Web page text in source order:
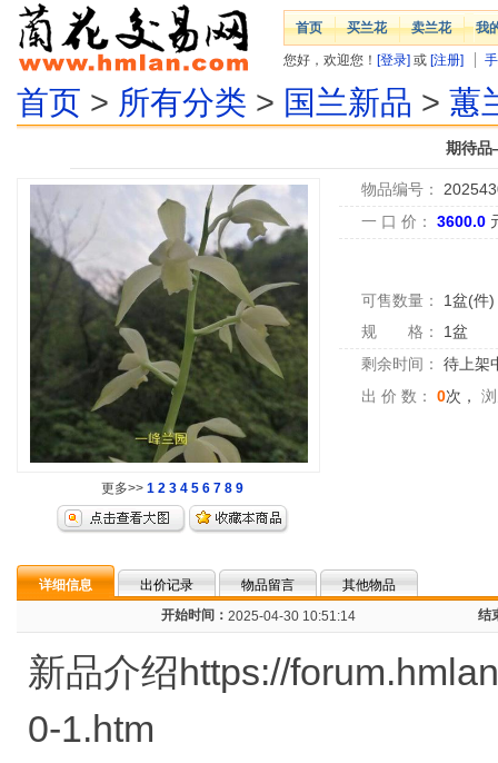
首页 买兰花 卖兰花 我
您好，欢迎您！ [登录] 或 [注册]
首页 > 所有分类 > 国兰新品 > 蕙
期待
更多>> 1 2 3 4 5 6 7 8 9
物品编号：
一 口 价：
3600.0
可售数量： 1盆(件)
规 格：
1盆
剩余时间：
待上架
出 价 数：
0次，
详细信息 出价记录 物品留言
其他物品
开始时间： 2025-04-30 10:51:14 结
新品介绍https://
0-1.htm